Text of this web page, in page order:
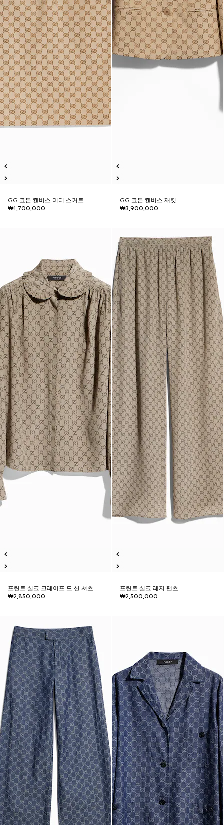
GG 코튼 캔버스 미디 스커트
₩1,700,000
GG 코튼 캔버스 재킷
₩3,900,000
프린트 실크 크레이프 드 신 셔츠
₩2,850,000
프린트 실크 레저 팬츠
₩2,500,000